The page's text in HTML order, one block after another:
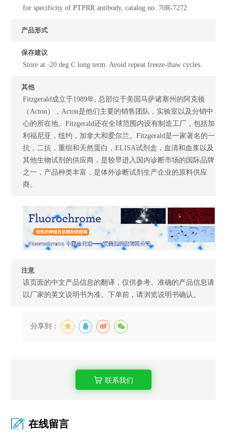
for specificity of PTPRR antibody, catalog no. 70R-7272
产品形式
保存建议
Store at -20 deg C long term. Avoid repeat freeze-thaw cycles.
其他
Fitzgerald成立于1989年, 总部位于美国马萨诸塞州的阿克顿
（Acton），Acton是他们主要的销售团队，实验室以及分销中
心的所在地。Fitzgerald还在全球范围内设有制造工厂，包括加
利福尼亚，纽约，加拿大和爱尔兰。Fitzgerald是一家著名的一
抗，二抗，重组和天然蛋白，ELISA试剂盒，血清和血浆以及
其他生物试剂的供应商，是较早进入国内诊断市场的国际品牌
之一，产品种类丰富，是体外诊断试剂生产企业的原料供应
商。
注意
该页面的中文产品信息的翻译，仅供参考。准确的产品信息请
以厂家的英文说明书为准。下单前，请浏览说明书确认。
分享到：
联系我们
在线留言